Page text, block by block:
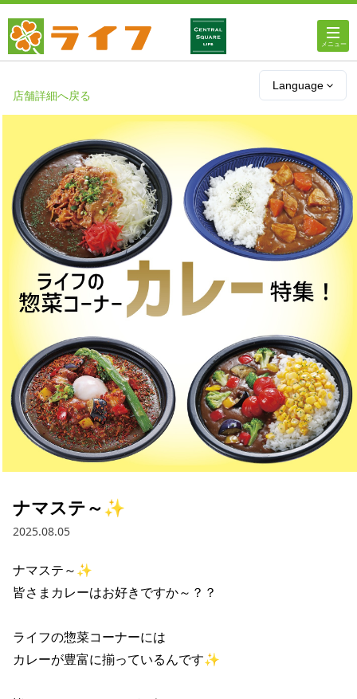
Language
店舗・チラシ情報
ライフのオンラインストア
ライフネットスーパー
企業情報
IR情報
採用情報
お問い合わせ
Contact us in English
店舗詳細へ戻る
ナマステ～✨
2025.08.05
ナマステ～✨
皆さまカレーはお好きですか～？？
ライフの惣菜コーナーには
カレーが豊富に揃っているんです✨